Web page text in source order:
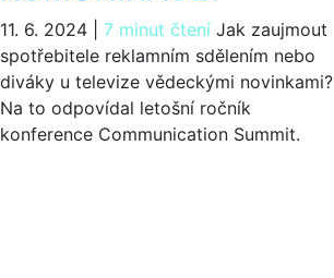
11. 6. 2024 7 minut čtení Jak zaujmout
spotřebitele reklamním sdělením nebo
diváky u televize vědeckými novinkami?
Na to odpovídal letošní ročník
konference Communication Summit.